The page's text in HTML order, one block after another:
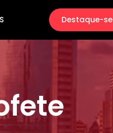
Destaque-se